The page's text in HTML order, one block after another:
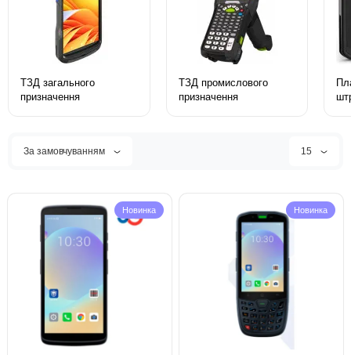
ТЗД загального
призначення
ТЗД промислового
призначення
За замовчуванням 15
Новинка Новинка